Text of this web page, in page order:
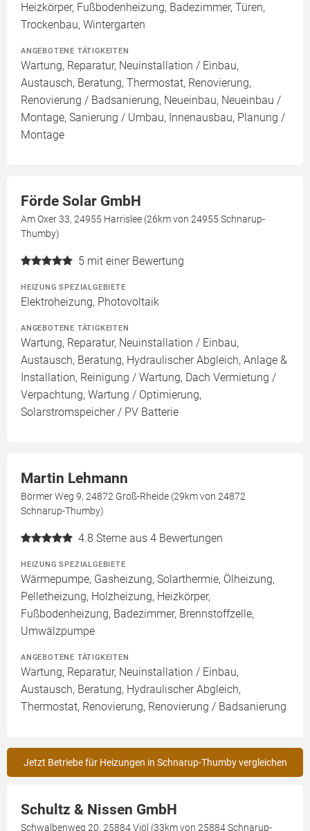
Heizkörper, Fußbodenheizung, Badezimmer, Türen,
Trockenbau, Wintergarten
ANGEBOTENE TÄTIGKEITEN
Wartung, Reparatur, Neuinstallation / Einbau,
Austausch, Beratung, Thermostat, Renovierung,
Renovierung / Badsanierung, Neueinbau, Neueinbau /
Montage, Sanierung / Umbau, Innenausbau, Planung /
Montage
Förde Solar GmbH
Am Oxer 33, 24955 Harrislee (26km von 24955 Schnarup-
Thumby)
5 mit einer Bewertung
HEIZUNG SPEZIALGEBIETE
Elektroheizung, Photovoltaik
ANGEBOTENE TÄTIGKEITEN
Wartung, Reparatur, Neuinstallation / Einbau,
Austausch, Beratung, Hydraulischer Abgleich, Anlage &
Installation, Reinigung / Wartung, Dach Vermietung /
Verpachtung, Wartung / Optimierung,
Solarstromspeicher / PV Batterie
Martin Lehmann
Börmer Weg 9, 24872 Groß-Rheide (29km von 24872
Schnarup-Thumby)
4.8 Sterne aus 4 Bewertungen
HEIZUNG SPEZIALGEBIETE
Wärmepumpe, Gasheizung, Solarthermie, Ölheizung,
Pelletheizung, Holzheizung, Heizkörper,
Fußbodenheizung, Badezimmer, Brennstoffzelle,
Umwälzpumpe
ANGEBOTENE TÄTIGKEITEN
Wartung, Reparatur, Neuinstallation / Einbau,
Austausch, Beratung, Hydraulischer Abgleich,
Thermostat, Renovierung, Renovierung / Badsanierung
Jetzt Betriebe für Heizungen in Schnarup-Thumby vergleichen
Schultz & Nissen GmbH
Schwalbenweg 20, 25884 Viöl (33km von 25884 Schnarup-